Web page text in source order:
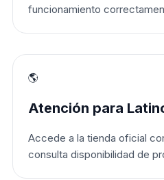
funcionamiento
🌎
Atención para
Accede a la tienda oficial
consulta disponibilidad de